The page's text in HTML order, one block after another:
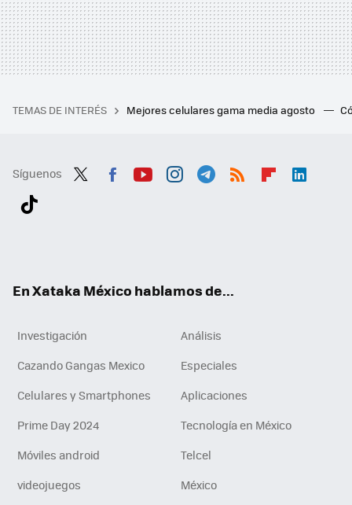
TEMAS DE INTERÉS Mejores celulares gama media agosto
Síguenos
En Xataka México hablamos de...
Investigación
Análisis
Cazando Gangas Mexico
Especiales
Celulares y Smartphones
Aplicaciones
Prime Day 2024
Tecnología en México
Móviles android
Telcel
videojuegos
México